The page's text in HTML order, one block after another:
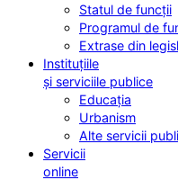
Statul de funcții
Programul de
Extrase din
Instituțiile
și serviciile publice
Educația
Urbanism
Alte servicii
Servicii
online